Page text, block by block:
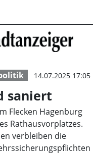
14.07.2025 17:05
saniert
Flecken Hagenburg
Rathausvorplatzes.
verbleiben die